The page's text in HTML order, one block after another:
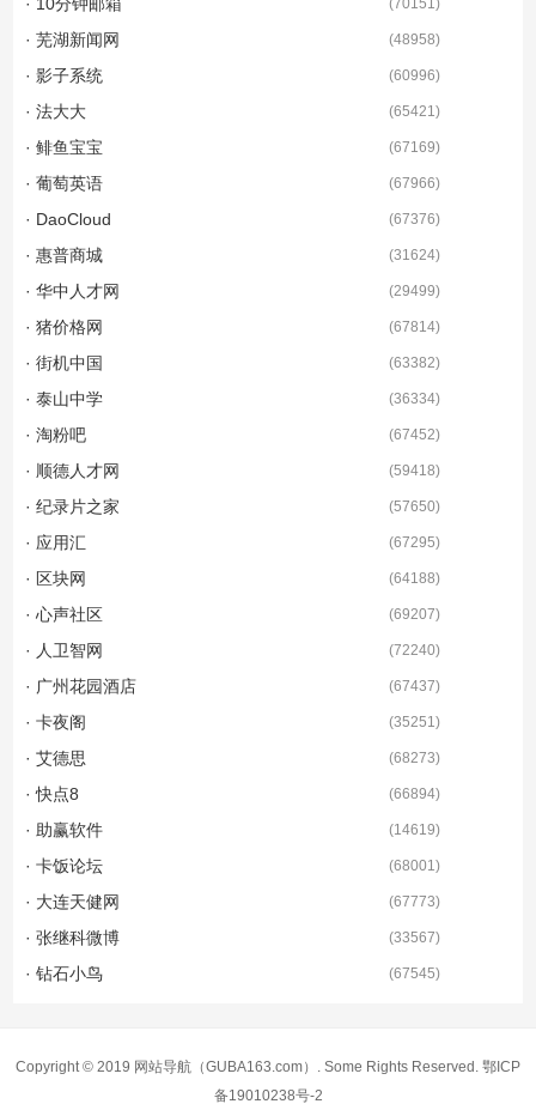
· 芜湖新闻网 (48958)
· 影子系统 (60996)
· 法大大 (65421)
· 鲱鱼宝宝 (67169)
· 葡萄英语 (67966)
· DaoCloud (67376)
· 惠普商城 (31624)
· 华中人才网 (29499)
· 猪价格网 (67814)
· 街机中国 (63382)
· 泰山中学 (36334)
· 淘粉吧 (67452)
· 顺德人才网 (59418)
· 纪录片之家 (57650)
· 应用汇 (67295)
· 区块网 (64188)
· 心声社区 (69207)
· 人卫智网 (72240)
· 广州花园酒店 (67437)
· 卡夜阁 (35251)
· 艾德思 (68273)
· 快点8 (66894)
· 助赢软件 (14619)
· 卡饭论坛 (68001)
· 大连天健网 (67773)
· 张继科微博 (33567)
· 钻石小鸟 (67545)
Copyright © 2019 网站导航 （GUBA163.com）. Some Rights Reserved. 鄂ICP
备19010238号-2